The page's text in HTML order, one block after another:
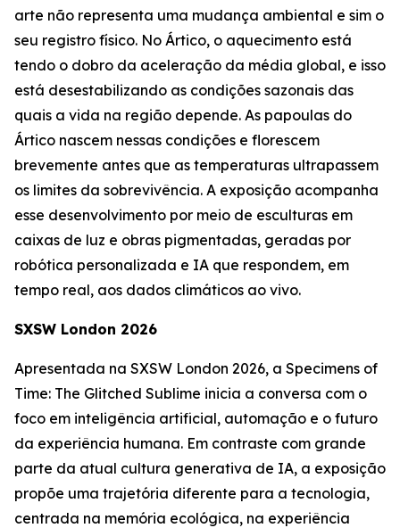
arte não representa uma mudança ambiental e sim o
seu registro físico. No Ártico, o aquecimento está
tendo o dobro da aceleração da média global, e isso
está desestabilizando as condições sazonais das
quais a vida na região depende. As papoulas do
Ártico nascem nessas condições e florescem
brevemente antes que as temperaturas ultrapassem
os limites da sobrevivência. A exposição acompanha
esse desenvolvimento por meio de esculturas em
caixas de luz e obras pigmentadas, geradas por
robótica personalizada e IA que respondem, em
tempo real, aos dados climáticos ao vivo.
SXSW London 2026
Apresentada na SXSW London 2026, a Specimens of
Time: The Glitched Sublime inicia a conversa com o
foco em inteligência artificial, automação e o futuro
da experiência humana. Em contraste com grande
parte da atual cultura generativa de IA, a exposição
propõe uma trajetória diferente para a tecnologia,
centrada na memória ecológica, na experiência